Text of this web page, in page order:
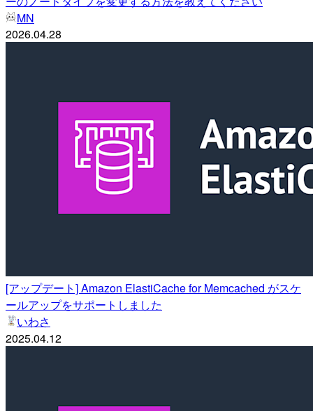
MN
2026.04.28
[アップデート] Amazon ElastiCache for Memcached がスケ
ールアップをサポートしました
いわさ
2025.04.12